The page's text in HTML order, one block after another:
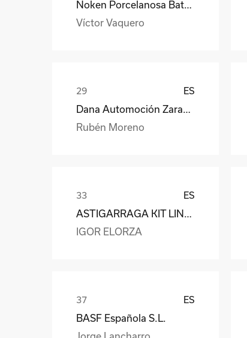
Víctor Vaquero
ES
Rubén Moreno
ES
ASTIGARRAGA KIT LINE S.L.
IGOR ELORZA
ES
BASF Española S.L.